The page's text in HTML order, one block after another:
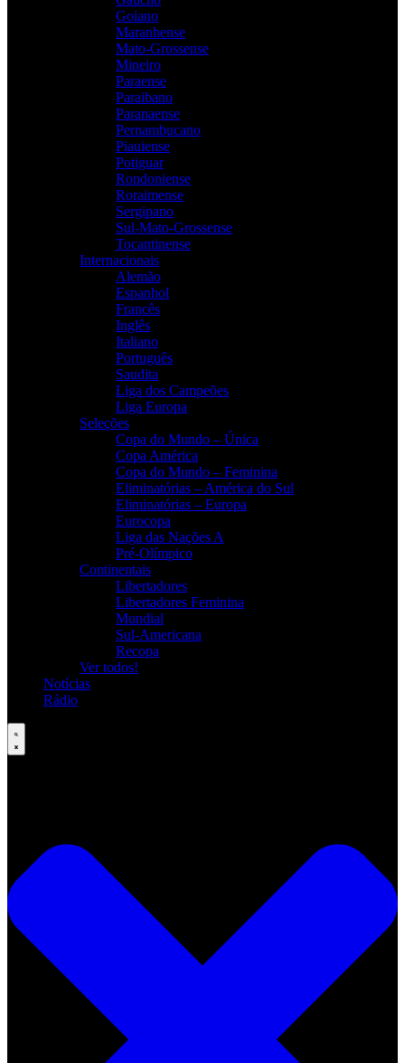
Goiano
Maranhense
Mato-Grossense
Mineiro
Paraense
Paraibano
Paranaense
Pernambucano
Piauiense
Potiguar
Rondoniense
Roraimense
Sergipano
Sul-Mato-Grossense
Tocantinense
Internacionais
Alemão
Espanhol
Francês
Inglês
Italiano
Português
Saudita
Liga dos Campeões
Liga Europa
Seleções
Copa do Mundo – Única
Copa América
Copa do Mundo – Feminina
Eliminatórias – América do Sul
Eliminatórias – Europa
Eurocopa
Liga das Nações A
Pré-Olímpico
Continentais
Libertadores
Libertadores Feminina
Mundial
Sul-Americana
Recopa
Ver todos!
Notícias
Rádio